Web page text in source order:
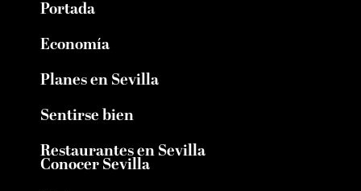
Portada
Economía
Planes en Sevilla
Sentirse bien
Restaurantes en Sevilla
Conocer Sevilla